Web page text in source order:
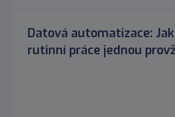
Datová automatizace:
rutinní práce jednou